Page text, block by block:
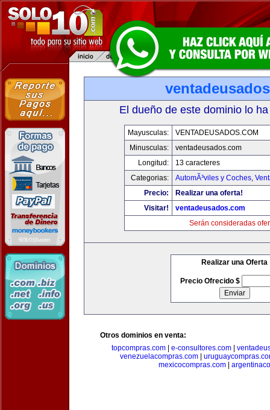
El dueño de este dominio lo
Mayusculas:
VENTADEUSADOS.COM
Minusculas:
ventadeusados.com
Longitud:
13 caracteres
Categorias:
AutomÃ³viles y Coches,
Precio:
Realizar una oferta!
Visitar!
ventadeusados.com
Serán consideradas
Realizar una Oferta
Precio Ofrecido $
Otros dominios en venta:
topcompras.com
e-consultores.com
venezuelacompras.com|
mexicocompras.com